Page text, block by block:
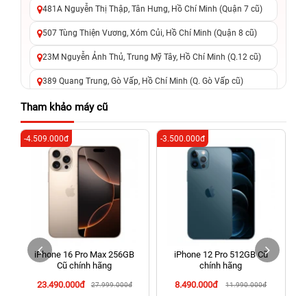
481A Nguyễn Thị Thập, Tân Hưng, Hồ Chí Minh (Quận 7 cũ)
507 Tùng Thiện Vương, Xóm Củi, Hồ Chí Minh (Quận 8 cũ)
23M Nguyễn Ảnh Thủ, Trung Mỹ Tây, Hồ Chí Minh (Q.12 cũ)
389 Quang Trung, Gò Vấp, Hồ Chí Minh (Q. Gò Vấp cũ)
625 - 625A Âu Cơ, Tân Phú, Hồ Chí Minh (Quận Tân Phú cũ)
326 Lê Văn Việt, Tăng Nhơn Phú, Hồ Chí Minh (Q.9 TP. Thủ
Đức cũ)
256 Võ Văn Ngân, Thủ Đức, Hồ Chí Minh (Bình Thọ, TP. Thủ
70 Nguyễn An Ninh, Dĩ An, Hồ Chí Minh (Bình Dương Cũ)
24h Vũng Tàu: 162A Ba Cu, Vũng Tàu, Hồ Chí Minh (TP. Vũng
Tàu cũ)
198 Hoàng Văn Thụ, Tân Sơn Nhất, Hồ Chí Minh (Tân Bình
Tham khảo máy cũ
iPhone 16 Pro Max 256GB
Cũ chính hãng
23.490.000đ
27.999.000đ
-4.509.000đ
iPhone 12 Pro 512GB Cũ
chính hãng
8.490.000đ
11.990.000đ
-3.500.000đ